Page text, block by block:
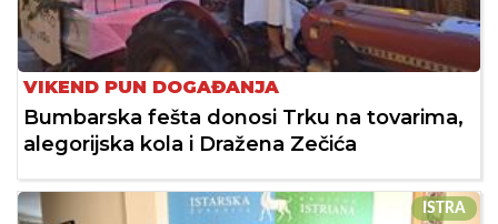
VIKEND PUN DOGAĐANJA
Bumbarska fešta donosi Trku na tovarima,
alegorijska kola i Dražena Zečića
ISTRA